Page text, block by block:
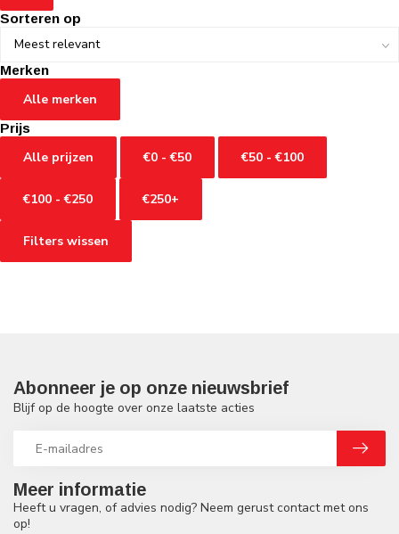
Sorteren op
Merken
Alle merken
Prijs
Alle prijzen €0 - €50 €50 - €100
€100 - €250 €250+
Filters wissen
Meer informatie
Heeft u vragen, of advies nodig? Neem gerust contact met ons
op!
Abonneer je op onze nieuwsbrief
Blijf op de hoogte over onze laatste acties